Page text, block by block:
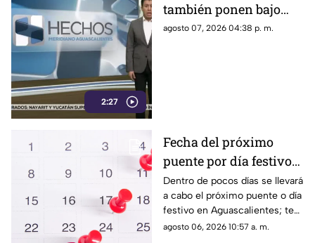
2:27
también ponen bajo
presión a políticos en
agosto 07, 2026 04:38 p. m.
Fecha del próximo
puente por día festivo
2026 para trabajadores
y estudiantes en
Aguascalientes
Dentro de pocos días se llevará
a cabo el próximo puente o día
festivo en Aguascalientes; te
contamos la fecha oficial para
agosto 06, 2026 10:57 a. m.